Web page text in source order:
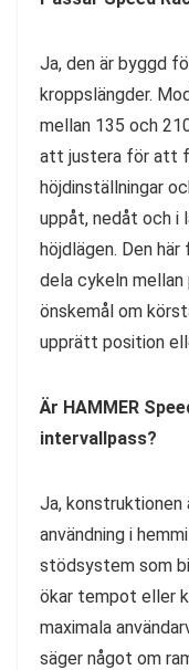
Ja, den är byggd
kroppslängder.
mellan 135 och
att justera för att
höjdinställningar
uppåt, nedåt och i
höjdlägen. Den
dela cykeln mellan
önskemål om
upprätt position
Är HAMMER
intervallpass?
Ja,
användning i
stödsystem som
ökar tempot eller
maximala
säger något om